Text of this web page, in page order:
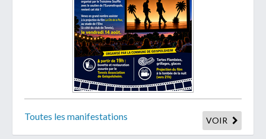
Toutes les manifestations VOIR